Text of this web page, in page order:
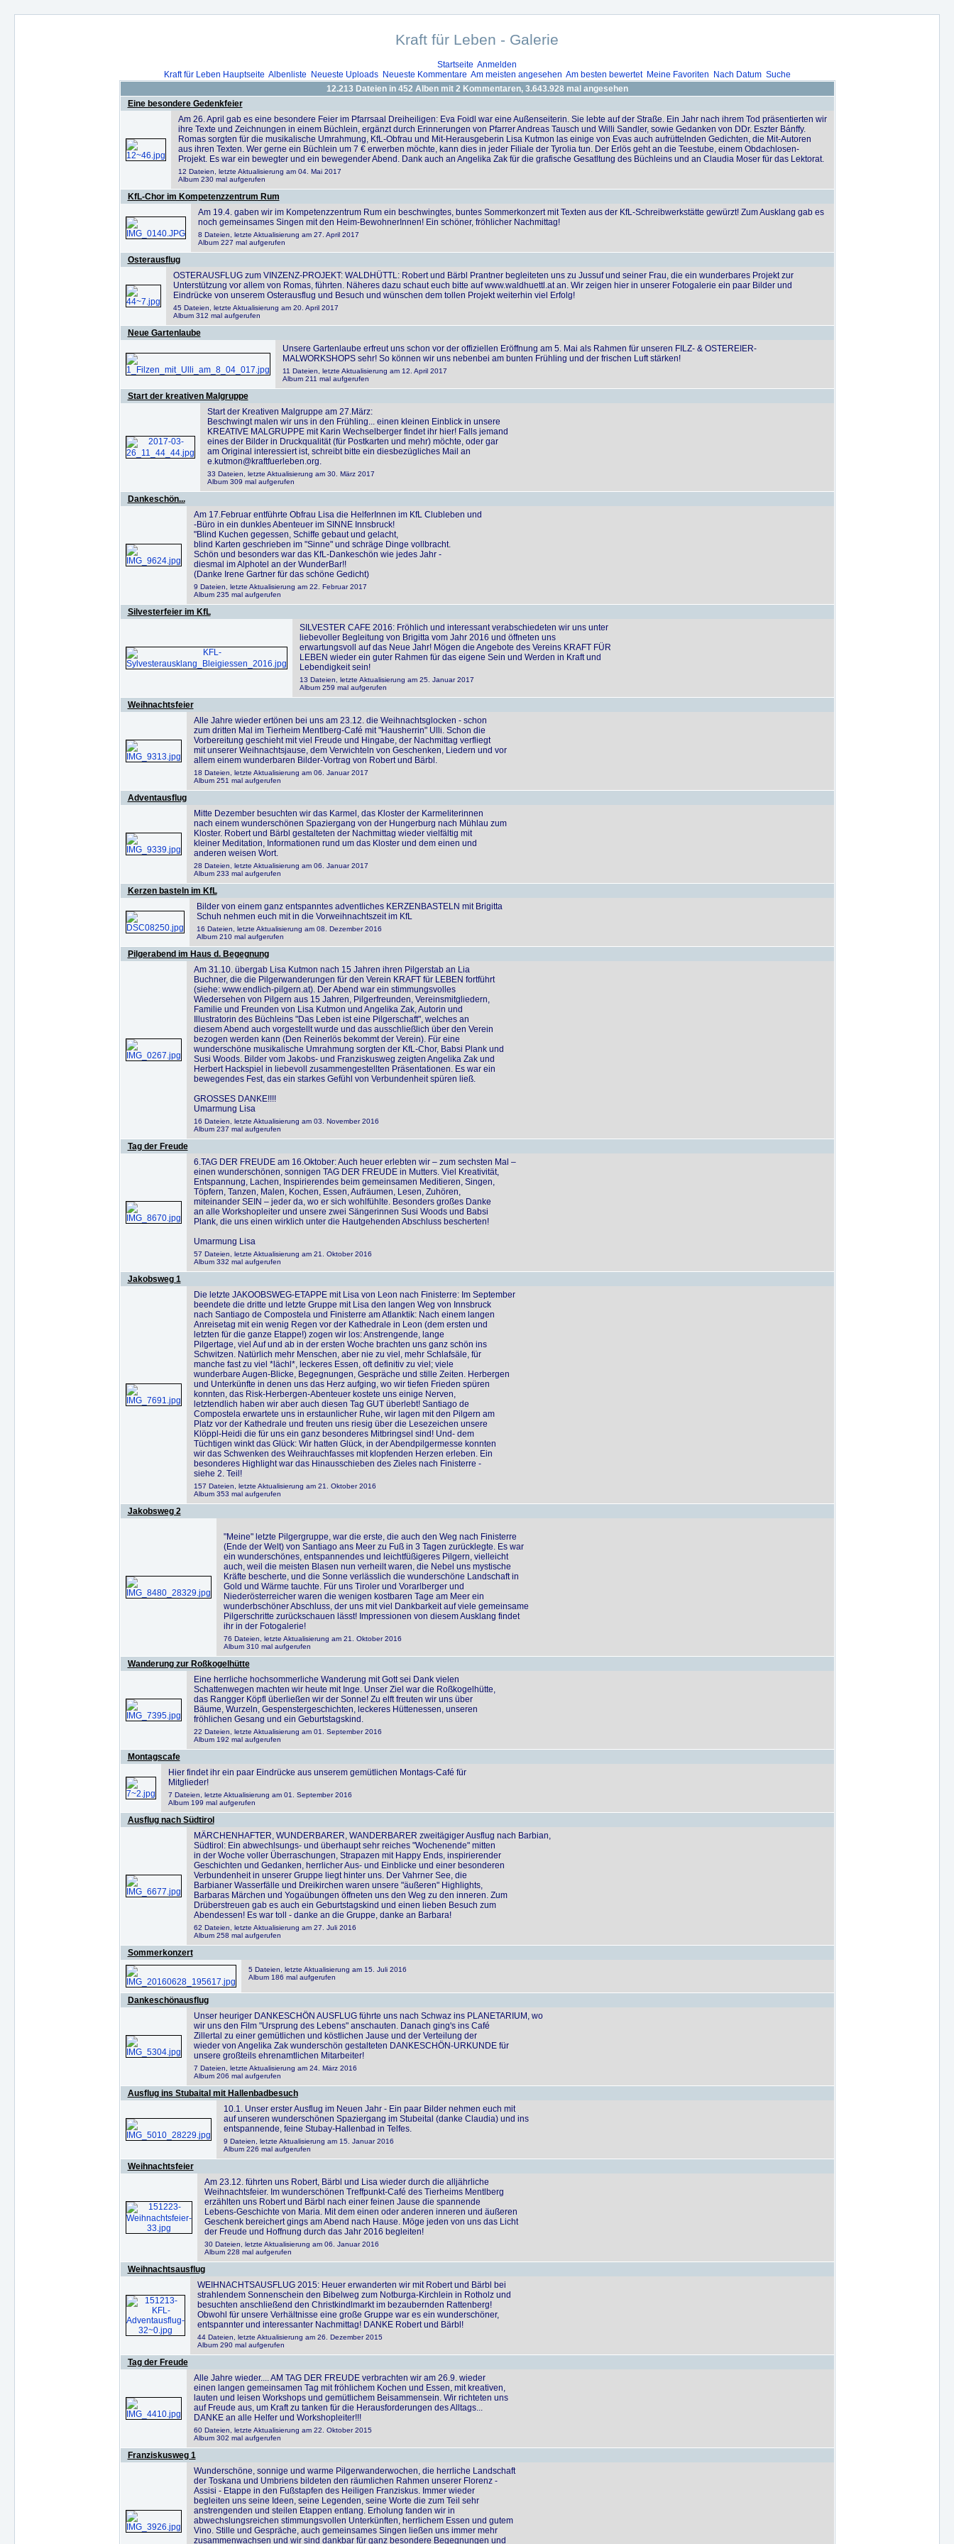
Kraft für Leben - Galerie
Startseite Anmelden
Kraft für Leben Hauptseite Albenliste Neueste Uploads Neueste Kommentare Am meisten angesehen Am besten bewertet Meine Favoriten Nach Datum Suche
12.213 Dateien in 452 Alben mit 2 Kommentaren, 3.643.928mal angesehen
Eine besondere Gedenkfeier
Am 26. April gab es eine besondere Feier im Pfarrsaal Dreiheiligen: Eva Foidl war eine Außenseiterin. Sie lebte auf der Straße. Ein Jahr nach ihrem Tod präsentierten wir
ihre Texte und Zeichnungen in einem Büchlein, ergänzt durch Erinnerungen von Pfarrer Andreas Tausch und Willi Sandler, sowie Gedanken von DDr. Eszter Bánffy.
Romas sorgten für die musikalische Umrahmung, KfL-Obfrau und Mit-Herausgeberin Lisa Kutmon las einige von Evas auch aufrüttelnden Gedichten, die Mit-Autoren
aus ihren Texten. Wer gerne ein Büchlein um 7 € erwerben möchte, kann dies in jeder Filiale der Tyrolia tun. Der Erlös geht an die Teestube, einem Obdachlosen-
Projekt. Es war ein bewegter und ein bewegender Abend. Dank auch an Angelika Zak für die grafische Gesatltung des Büchleins und an Claudia Moser für das Lektorat.
12 Dateien, letzte Aktualisierung am 04. Mai 2017
Album 230 mal aufgerufen
KfL-Chor im Kompetenzzentrum Rum
Am 19.4. gaben wir im Kompetenzzentrum Rum ein beschwingtes, buntes Sommerkonzert mit Texten aus der KfL-Schreibwerkstätte gewürzt! Zum Ausklang gab es
noch gemeinsames Singen mit den Heim-BewohnerInnen! Ein schöner, fröhlicher Nachmittag!
8 Dateien, letzte Aktualisierung am 27. April 2017
Album 227 mal aufgerufen
Osterausflug
OSTERAUSFLUG zum VINZENZ-PROJEKT: WALDHÜTTL: Robert und Bärbl Prantner begleiteten uns zu Jussuf und seiner Frau, die ein wunderbares Projekt zur
Unterstützung vor allem von Romas, führten. Näheres dazu schaut euch bitte auf www.waldhuettl.at an. Wir zeigen hier in unserer Fotogalerie ein paar Bilder und
Eindrücke von unserem Osterausflug und Besuch und wünschen dem tollen Projekt weiterhin viel Erfolg!
45 Dateien, letzte Aktualisierung am 20. April 2017
Album 312 mal aufgerufen
Neue Gartenlaube
Unsere Gartenlaube erfreut uns schon vor der offiziellen Eröffnung am 5. Mai als Rahmen für unseren FILZ- & OSTEREIER-
MALWORKSHOPS sehr! So können wir uns nebenbei am bunten Frühling und der frischen Luft stärken!
11 Dateien, letzte Aktualisierung am 12. April 2017
Album 211 mal aufgerufen
Start der kreativen Malgruppe
Start der Kreativen Malgruppe am 27.März:
Beschwingt malen wir uns in den Frühling... einen kleinen Einblick in unsere
KREATIVE MALGRUPPE mit Karin Wechselberger findet ihr hier! Falls jemand
eines der Bilder in Druckqualität (für Postkarten und mehr) möchte, oder gar
am Original interessiert ist, schreibt bitte ein diesbezügliches Mail an
e.kutmon@kraftfuerleben.org.
33 Dateien, letzte Aktualisierung am 30. März 2017
Album 309 mal aufgerufen
Dankeschön...
Am 17.Februar entführte Obfrau Lisa die HelferInnen im KfL Clubleben und
-Büro in ein dunkles Abenteuer im SINNE Innsbruck!
"Blind Kuchen gegessen, Schiffe gebaut und gelacht,
blind Karten geschrieben im "Sinne" und schräge Dinge vollbracht.
Schön und besonders war das KfL-Dankeschön wie jedes Jahr -
diesmal im Alphotel an der WunderBar!!
(Danke Irene Gartner für das schöne Gedicht)
9 Dateien, letzte Aktualisierung am 22. Februar 2017
Album 235 mal aufgerufen
Silvesterfeier im KfL
SILVESTER CAFE 2016: Fröhlich und interessant verabschiedeten wir uns unter
liebevoller Begleitung von Brigitta vom Jahr 2016 und öffneten uns
erwartungsvoll auf das Neue Jahr! Mögen die Angebote des Vereins KRAFT FÜR
LEBEN wieder ein guter Rahmen für das eigene Sein und Werden in Kraft und
Lebendigkeit sein!
13 Dateien, letzte Aktualisierung am 25. Januar 2017
Album 259 mal aufgerufen
Weihnachtsfeier
Alle Jahre wieder ertönen bei uns am 23.12. die Weihnachtsglocken - schon
zum dritten Mal im Tierheim Mentlberg-Café mit "Hausherrin" Ulli. Schon die
Vorbereitung geschieht mit viel Freude und Hingabe, der Nachmittag verfliegt
mit unserer Weihnachtsjause, dem Verwichteln von Geschenken, Liedern und vor
allem einem wunderbaren Bilder-Vortrag von Robert und Bärbl.
18 Dateien, letzte Aktualisierung am 06. Januar 2017
Album 251 mal aufgerufen
Adventausflug
Mitte Dezember besuchten wir das Karmel, das Kloster der Karmeliterinnen
nach einem wunderschönen Spaziergang von der Hungerburg nach Mühlau zum
Kloster. Robert und Bärbl gestalteten der Nachmittag wieder vielfältig mit
kleiner Meditation, Informationen rund um das Kloster und dem einen und
anderen weisen Wort.
28 Dateien, letzte Aktualisierung am 06. Januar 2017
Album 233 mal aufgerufen
Kerzen basteln im KfL
Bilder von einem ganz entspanntes adventliches KERZENBASTELN mit Brigitta
Schuh nehmen euch mit in die Vorweihnachtszeit im KfL
16 Dateien, letzte Aktualisierung am 08. Dezember 2016
Album 210 mal aufgerufen
Pilgerabend im Haus d. Begegnung
Am 31.10. übergab Lisa Kutmon nach 15 Jahren ihren Pilgerstab an Lia
Buchner, die die Pilgerwanderungen für den Verein KRAFT für LEBEN fortführt
(siehe: www.endlich-pilgern.at). Der Abend war ein stimmungsvolles
Wiedersehen von Pilgern aus 15 Jahren, Pilgerfreunden, Vereinsmitgliedern,
Familie und Freunden von Lisa Kutmon und Angelika Zak, Autorin und
Illustratorin des Büchleins "Das Leben ist eine Pilgerschaft", welches an
diesem Abend auch vorgestellt wurde und das ausschließlich über den Verein
bezogen werden kann (Den Reinerlös bekommt der Verein). Für eine
wunderschöne musikalische Umrahmung sorgten der KfL-Chor, Babsi Plank und
Susi Woods. Bilder vom Jakobs- und Franziskusweg zeigten Angelika Zak und
Herbert Hackspiel in liebevoll zusammengestellten Präsentationen. Es war ein
bewegendes Fest, das ein starkes Gefühl von Verbundenheit spüren ließ.
GROSSES DANKE!!!!
Umarmung Lisa
16 Dateien, letzte Aktualisierung am 03. November 2016
Album 237 mal aufgerufen
Tag der Freude
6.TAG DER FREUDE am 16.Oktober: Auch heuer erlebten wir – zum sechsten Mal –
einen wunderschönen, sonnigen TAG DER FREUDE in Mutters. Viel Kreativität,
Entspannung, Lachen, Inspirierendes beim gemeinsamen Meditieren, Singen,
Töpfern, Tanzen, Malen, Kochen, Essen, Aufräumen, Lesen, Zuhören,
miteinander SEIN – jeder da, wo er sich wohlfühlte. Besonders großes Danke
an alle Workshopleiter und unsere zwei Sängerinnen Susi Woods und Babsi
Plank, die uns einen wirklich unter die Hautgehenden Abschluss bescherten!
Umarmung Lisa
57 Dateien, letzte Aktualisierung am 21. Oktober 2016
Album 332 mal aufgerufen
Jakobsweg 1
Die letzte JAKOOBSWEG-ETAPPE mit Lisa von Leon nach Finisterre: Im September
beendete die dritte und letzte Gruppe mit Lisa den langen Weg von Innsbruck
nach Santiago de Compostela und Finisterre am Atlanktik: Nach einem langen
Anreisetag mit ein wenig Regen vor der Kathedrale in Leon (dem ersten und
letzten für die ganze Etappe!) zogen wir los: Anstrengende, lange
Pilgertage, viel Auf und ab in der ersten Woche brachten uns ganz schön ins
Schwitzen. Natürlich mehr Menschen, aber nie zu viel, mehr Schlafsäle, für
manche fast zu viel *lächl*, leckeres Essen, oft definitiv zu viel; viele
wunderbare Augen-Blicke, Begegnungen, Gespräche und stille Zeiten. Herbergen
und Unterkünfte in denen uns das Herz aufging, wo wir tiefen Frieden spüren
konnten, das Risk-Herbergen-Abenteuer kostete uns einige Nerven,
letztendlich haben wir aber auch diesen Tag GUT überlebt! Santiago de
Compostela erwartete uns in erstaunlicher Ruhe, wir lagen mit den Pilgern am
Platz vor der Kathedrale und freuten uns riesig über die Lesezeichen unsere
Klöppl-Heidi die für uns ein ganz besonderes Mitbringsel sind! Und- dem
Tüchtigen winkt das Glück: Wir hatten Glück, in der Abendpilgermesse konnten
wir das Schwenken des Weihrauchfasses mit klopfenden Herzen erleben. Ein
besonderes Highlight war das Hinausschieben des Zieles nach Finisterre -
siehe 2. Teil!
157 Dateien, letzte Aktualisierung am 21. Oktober 2016
Album 353 mal aufgerufen
Jakobsweg 2
"Meine" letzte Pilgergruppe, war die erste, die auch den Weg nach Finisterre
(Ende der Welt) von Santiago ans Meer zu Fuß in 3 Tagen zurücklegte. Es war
ein wunderschönes, entspannendes und leichtfüßigeres Pilgern, vielleicht
auch, weil die meisten Blasen nun verheilt waren, die Nebel uns mystische
Kräfte bescherte, und die Sonne verlässlich die wunderschöne Landschaft in
Gold und Wärme tauchte. Für uns Tiroler und Vorarlberger und
Niederösterreicher waren die wenigen kostbaren Tage am Meer ein
wunderbschöner Abschluss, der uns mit viel Dankbarkeit auf viele gemeinsame
Pilgerschritte zurückschauen lässt! Impressionen von diesem Ausklang findet
ihr in der Fotogalerie!
76 Dateien, letzte Aktualisierung am 21. Oktober 2016
Album 310 mal aufgerufen
Wanderung zur Roßkogelhütte
Eine herrliche hochsommerliche Wanderung mit Gott sei Dank vielen
Schattenwegen machten wir heute mit Inge. Unser Ziel war die Roßkogelhütte,
das Rangger Köpfl überließen wir der Sonne! Zu elft freuten wir uns über
Bäume, Wurzeln, Gespenstergeschichten, leckeres Hüttenessen, unseren
fröhlichen Gesang und ein Geburtstagskind.
22 Dateien, letzte Aktualisierung am 01. September 2016
Album 192 mal aufgerufen
Montagscafe
Hier findet ihr ein paar Eindrücke aus unserem gemütlichen Montags-Café für
Mitglieder!
7 Dateien, letzte Aktualisierung am 01. September 2016
Album 199 mal aufgerufen
Ausflug nach Südtirol
MÄRCHENHAFTER, WUNDERBARER, WANDERBARER zweitägiger Ausflug nach Barbian,
Südtirol: Ein abwechlsungs- und überhaupt sehr reiches "Wochenende" mitten
in der Woche voller Überraschungen, Strapazen mit Happy Ends, inspirierender
Geschichten und Gedanken, herrlicher Aus- und Einblicke und einer besonderen
Verbundenheit in unserer Gruppe liegt hinter uns. Der Vahrner See, die
Barbianer Wasserfälle und Dreikirchen waren unsere "äußeren" Highlights,
Barbaras Märchen und Yogaübungen öffneten uns den Weg zu den inneren. Zum
Drüberstreuen gab es auch ein Geburtstagskind und einen lieben Besuch zum
Abendessen! Es war toll - danke an die Gruppe, danke an Barbara!
62 Dateien, letzte Aktualisierung am 27. Juli 2016
Album 258 mal aufgerufen
Sommerkonzert
5 Dateien, letzte Aktualisierung am 15. Juli 2016
Album 186 mal aufgerufen
Dankeschönausflug
Unser heuriger DANKESCHÖN AUSFLUG führte uns nach Schwaz ins PLANETARIUM, wo
wir uns den Film "Ursprung des Lebens" anschauten. Danach ging's ins Café
Zillertal zu einer gemütlichen und köstlichen Jause und der Verteilung der
wieder von Angelika Zak wunderschön gestalteten DANKESCHÖN-URKUNDE für
unsere großteils ehrenamtlichen Mitarbeiter!
7 Dateien, letzte Aktualisierung am 24. März 2016
Album 206 mal aufgerufen
Ausflug ins Stubaital mit Hallenbadbesuch
10.1. Unser erster Ausflug im Neuen Jahr - Ein paar Bilder nehmen euch mit
auf unseren wunderschönen Spaziergang im Stubeital (danke Claudia) und ins
entspannende, feine Stubay-Hallenbad in Telfes.
9 Dateien, letzte Aktualisierung am 15. Januar 2016
Album 226 mal aufgerufen
Weihnachtsfeier
Am 23.12. führten uns Robert, Bärbl und Lisa wieder durch die alljährliche
Weihnachtsfeier. Im wunderschönen Treffpunkt-Café des Tierheims Mentlberg
erzählten uns Robert und Bärbl nach einer feinen Jause die spannende
Lebens-Geschichte von Maria. Mit dem einen oder anderen inneren und äußeren
Geschenk bereichert gings am Abend nach Hause. Möge jeden von uns das Licht
der Freude und Hoffnung durch das Jahr 2016 begleiten!
30 Dateien, letzte Aktualisierung am 06. Januar 2016
Album 228 mal aufgerufen
Weihnachtsausflug
WEIHNACHTSAUSFLUG 2015: Heuer erwanderten wir mit Robert und Bärbl bei
strahlendem Sonnenschein den Bibelweg zum Notburga-Kirchlein in Rotholz und
besuchten anschließend den Christkindlmarkt im bezaubernden Rattenberg!
Obwohl für unsere Verhältnisse eine große Gruppe war es ein wunderschöner,
entspannter und interessanter Nachmittag! DANKE Robert und Bärbl!
44 Dateien, letzte Aktualisierung am 26. Dezember 2015
Album 290 mal aufgerufen
Tag der Freude
Alle Jahre wieder.... AM TAG DER FREUDE verbrachten wir am 26.9. wieder
einen langen gemeinsamen Tag mit fröhlichem Kochen und Essen, mit kreativen,
lauten und leisen Workshops und gemütlichem Beisammensein. Wir richteten uns
auf Freude aus, um Kraft zu tanken für die Herausforderungen des Alltags...
DANKE an alle Helfer und Workshopleiter!!!
60 Dateien, letzte Aktualisierung am 22. Oktober 2015
Album 302 mal aufgerufen
Franziskusweg 1
Wunderschöne, sonnige und warme Pilgerwanderwochen, die herrliche Landschaft
der Toskana und Umbriens bildeten den räumlichen Rahmen unserer Florenz -
Assisi - Etappe in den Fußstapfen des Heiligen Franziskus. Immer wieder
begleiten uns seine Ideen, seine Legenden, seine Worte die zum Teil sehr
anstrengenden und steilen Etappen entlang. Erholung fanden wir in
abwechslungsreichen stimmungsvollen Unterkünften, herrlichem Essen und gutem
Vino. Stille und Gespräche, auch gemeinsames Singen ließen uns immer mehr
zusammenwachsen und wir sind dankbar für ganz besondere Begegnungen und